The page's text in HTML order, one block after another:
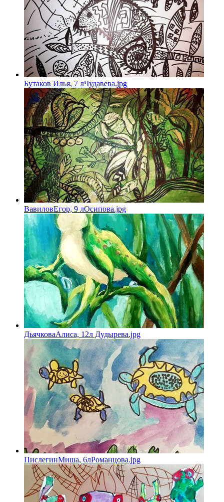
Бутаков Илья, 7 лЧудавева.jpg
ВавиловЕгор, 9 лОсипова.jpg
ДьячковаАлиса, 12л Дудырева.jpg
ПислегинМиша, 6лРоманцова.jpg